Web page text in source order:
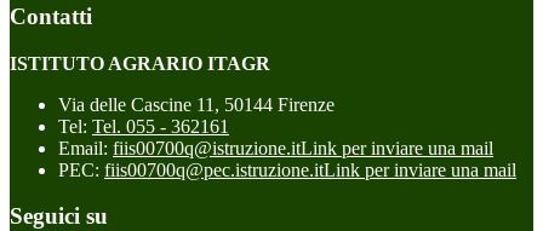
Contatti
ISTITUTO AGRARIO ITAGR
Via delle Cascine 11, 50144 Firenze
Tel: Tel. 055 - 362161
Email: fiis00700q@istruzione.itLink per inviare una mail
PEC: fiis00700q@pec.istruzione.itLink per inviare una mail
Seguici su